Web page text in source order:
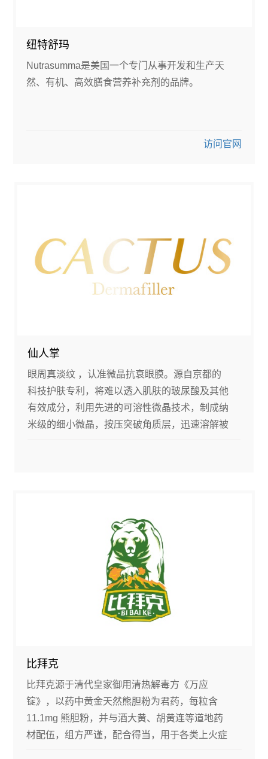
纽特舒玛
Nutrasumma是美国一个专门从事开发和生产天
然、有机、高效膳食营养补充剂的品牌。
访问官网
仙人掌
眼周真淡纹 ，认准微晶抗衰眼膜。源自京都的
科技护肤专利，将难以透入肌肤的玻尿酸及其他
有效成分，利用先进的可溶性微晶技术，制成纳
米级的细小微晶，按压突破角质层，迅速溶解被
比拜克
比拜克源于清代皇家御用清热解毒方《万应
锭》，以药中黄金天然熊胆粉为君药，每粒含
11.1mg 熊胆粉，并与酒大黄、胡黄连等道地药
材配伍，组方严谨，配合得当，用于各类上火症